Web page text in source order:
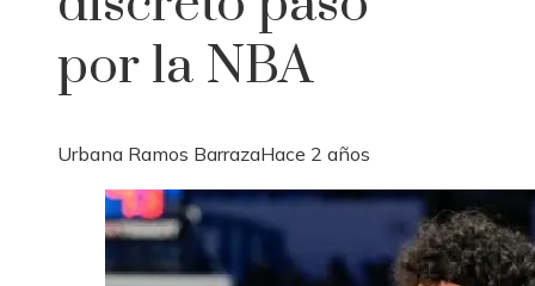
por la NBA
Urbana Ramos BarrazaHace 2 años